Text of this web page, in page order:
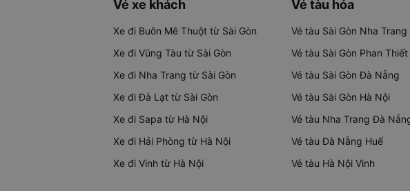
Vé xe khách
Xe đi Buôn Mê Thuột từ Sài Gòn
Xe đi Vũng Tàu từ Sài Gòn
Xe đi Nha Trang từ Sài Gòn
Xe đi Đà Lạt từ Sài Gòn
Xe đi Sapa từ Hà Nội
Xe đi Hải Phòng từ Hà Nội
Xe đi Vinh từ Hà Nội
Vé tàu hỏa
Vé tàu Sài Gòn Nha Trang
Vé tàu Sài Gòn Phan Thiết
Vé tàu Sài Gòn Đà Nẵng
Vé tàu Sài Gòn Hà Nội
Vé tàu Nha Trang Đà
Vé tàu Đà Nẵng Huế
Vé tàu Hà Nội Vinh